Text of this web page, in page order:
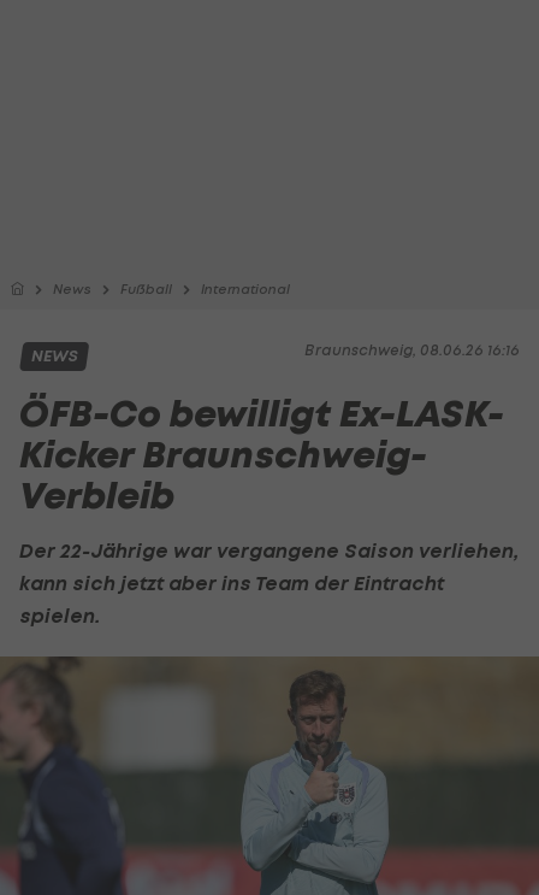
News Fußball International
Braunschweig, 08.06.26 16:16
NEWS
ÖFB-Co bewilligt Ex-LASK-
Kicker Braunschweig-
Verbleib
Der 22-Jährige war vergangene Saison verliehen,
kann sich jetzt aber ins Team der Eintracht
spielen.